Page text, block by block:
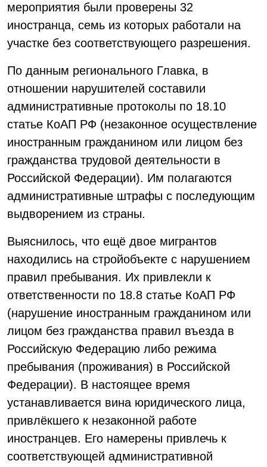
мероприятия были проверены 32
иностранца, семь из которых работали на
участке без соответствующего разрешения.
По данным регионального Главка, в
отношении нарушителей составили
административные протоколы по 18.10
статье КоАП РФ (незаконное осуществление
иностранным гражданином или лицом без
гражданства трудовой деятельности в
Российской Федерации). Им полагаются
административные штрафы с последующим
выдворением из страны.
Выяснилось, что ещё двое мигрантов
находились на стройобъекте с нарушением
правил пребывания. Их привлекли к
ответственности по 18.8 статье КоАП РФ
(нарушение иностранным гражданином или
лицом без гражданства правил въезда в
Российскую Федерацию либо режима
пребывания (проживания) в Российской
Федерации). В настоящее время
устанавливается вина юридического лица,
привлёкшего к незаконной работе
иностранцев. Его намерены привлечь к
соответствующей административной